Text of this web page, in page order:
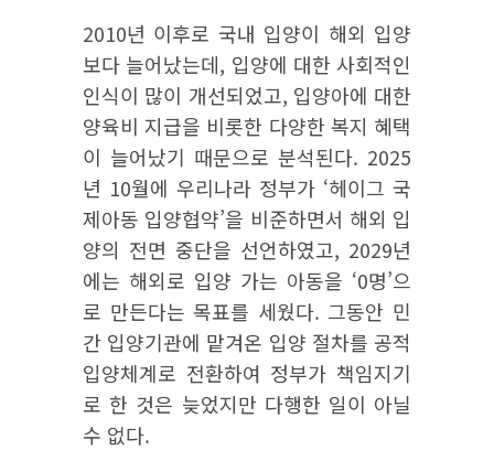
2010년 이후로 국내 입양이 해외 입양
보다 늘어났는데, 입양에 대한 사회적인
인식이 많이 개선되었고, 입양아에 대한
양육비 지급을 비롯한 다양한 복지 혜택
이 늘어났기 때문으로 분석된다. 2025
년 10월에 우리나라 정부가 ‘헤이그 국
제아동 입양협약’을 비준하면서 해외 입
양의 전면 중단을 선언하였고, 2029년
에는 해외로 입양 가는 아동을 ‘0명’으
로 만든다는 목표를 세웠다. 그동안 민
간 입양기관에 맡겨온 입양 절차를 공적
입양체계로 전환하여 정부가 책임지기
로 한 것은 늦었지만 다행한 일이 아닐
수 없다.